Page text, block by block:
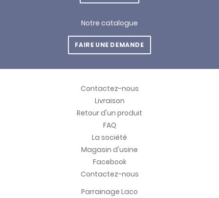
Notre catalogue
FAIRE UNE DEMANDE
Contactez-nous
Livraison
Retour d'un produit
FAQ
La société
Magasin d'usine
Facebook
Contactez-nous
Parrainage Laco